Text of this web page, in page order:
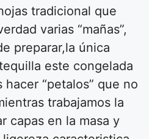
tradicional que
varias “mañas”,
preparar,la única
este congelada
“petalos” que no
trabajamos la
capas en la masa y